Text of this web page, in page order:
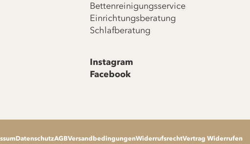
Bettenreinigungsservice
Einrichtungsberatung
Schlafberatung
Instagram
Facebook
DatenschutzAGBVersandbedingungenWiderrufsrechtVertrag Widerrufen